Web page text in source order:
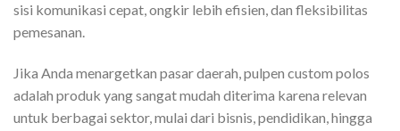
sisi komunikasi cepat, ongkir lebih efisien, dan fleksibilitas
pemesanan.
Jika Anda menargetkan pasar daerah, pulpen custom polos
adalah produk yang sangat mudah diterima karena relevan
untuk berbagai sektor, mulai dari bisnis, pendidikan, hingga